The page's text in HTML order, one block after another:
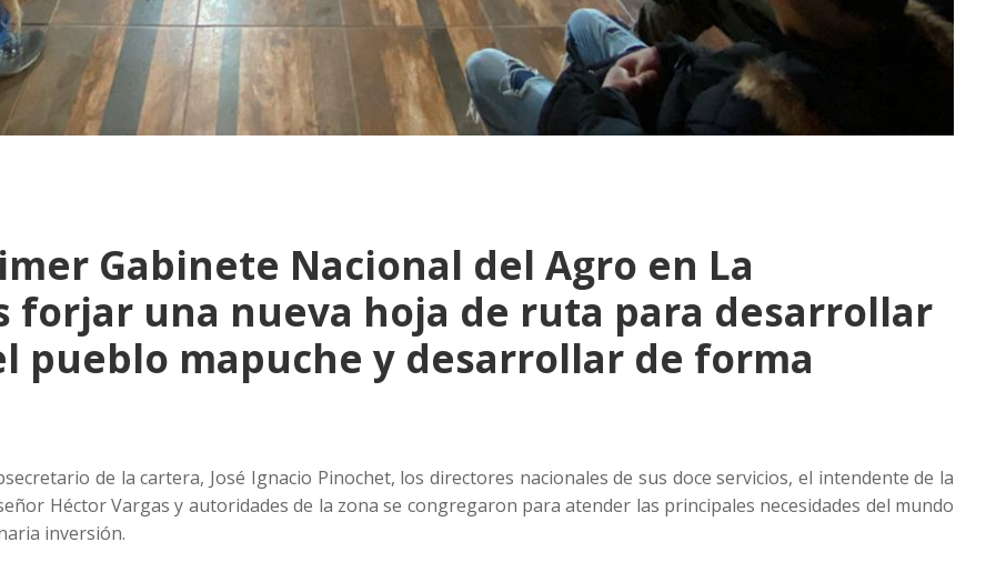
Gabinete Nacional del Agro en La
forjar una nueva hoja de ruta para desarrollar
pueblo mapuche y desarrollar de forma
de la cartera, José Ignacio Pinochet, los directores nacionales de sus doce servicios, el intendente de la
Héctor Vargas y autoridades de la zona se congregaron para atender las principales necesidades del mundo
inversión.